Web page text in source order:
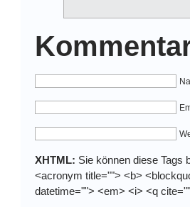
XHTML: Sie können diese Tags
<acronym title=""> <b>
datetime=""> <em> <i> <q